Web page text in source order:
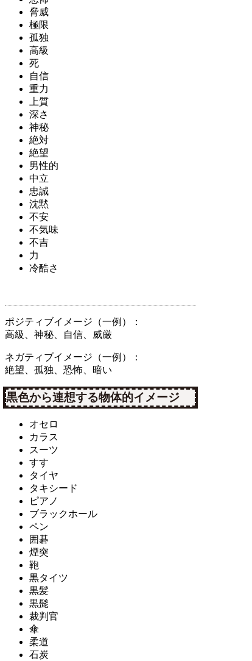
脅威
極限
孤独
高級
死
自信
重力
上質
深さ
神秘
絶対
絶望
男性的
中立
忠誠
沈黙
不安
不気味
不吉
力
冷酷さ
ポジティブイメージ（一例）：
高級、神秘、自信、威厳
ネガティブイメージ（一例）：
絶望、孤独、恐怖、暗い
黒色から連想する物体的イメージ
オセロ
カラス
スーツ
すす
タイヤ
タキシード
ピアノ
ブラックホール
ペン
囲碁
煙突
鞄
黒タイツ
黒髪
黒髭
裁判官
傘
柔道
石炭